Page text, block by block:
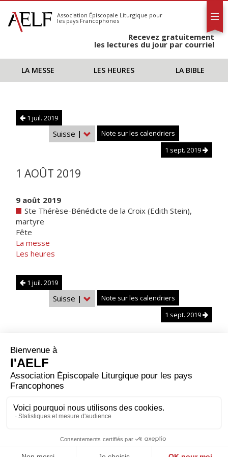
S'abonner
Calendrier
Association Épiscopale Liturgique pour
les pays Francophones
Recevez gratuitement
les lectures du jour par courriel
LA MESSE LES HEURES LA BIBLE
1 juil. 2019
Suisse |
Note sur les calendriers
1 sept. 2019
1 AOÛT 2019
9 août 2019
Ste Thérèse-Bénédicte de la Croix (Edith Stein),
martyre
Fête
La messe
Les heures
1 juil. 2019
Suisse |
Note sur les calendriers
1 sept. 2019